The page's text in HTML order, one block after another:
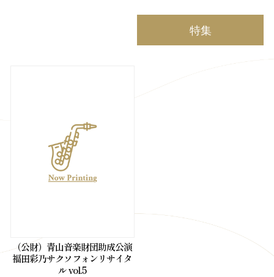
特集
（公財）青山音楽財団助成公演
福田彩乃サクソフォンリサイタ
ル vol.5